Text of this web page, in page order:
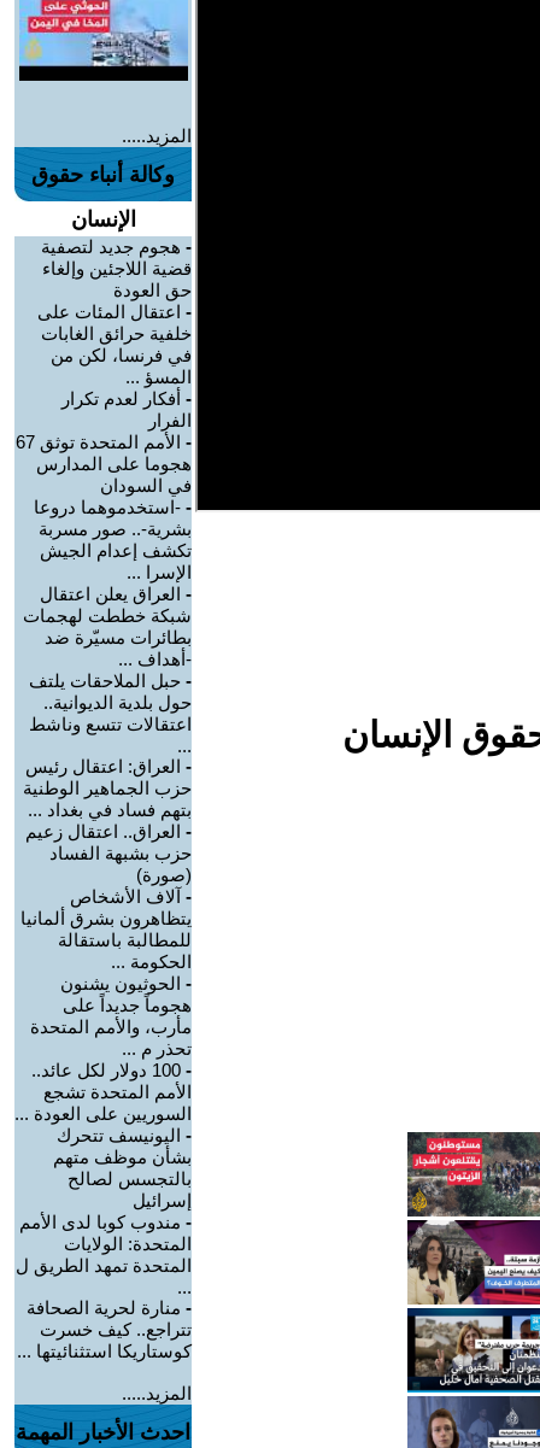
الإنسان
المزيد.....
وكالة أنباء حقوق
الإنسان
- هجوم جديد لتصفية
قضية اللاجئين وإلغاء
حق العودة
- اعتقال المئات على
خلفية حرائق الغابات
في فرنسا، لكن من
المسؤ ...
- أفكار لعدم تكرار
الفرار
-
الأمم المتحدة توثق 67
هجوما على المدارس
في السودان
- -استخدموهما دروعا
بشرية-.. صور مسربة
تكشف إعدام الجيش
الإسرا ...
- العراق يعلن اعتقال
شبكة خططت لهجمات
بطائرات مسيّرة ضد
-أهداف ...
- حبل الملاحقات يلتف
حول بلدية الديوانية..
اعتقالات تتسع وناشط
...
- العراق: اعتقال رئيس
حزب الجماهير الوطنية
بتهم فساد في بغداد ...
- العراق.. اعتقال زعيم
حزب بشبهة الفساد
(صورة)
- آلاف الأشخاص
يتظاهرون بشرق ألمانيا
للمطالبة باستقالة
الحكومة ...
- الحوثيون يشنون
هجوماً جديداً على
مأرب، والأمم المتحدة
تحذر م ...
-
100 دولار لكل عائد..
الأمم المتحدة تشجع
السوريين على العودة ...
- اليونيسف تتحرك
بشأن موظف متهم
بالتجسس لصالح
إسرائيل
- مندوب كوبا لدى الأمم
المتحدة: الولايات
المتحدة تمهد الطريق ل
...
- منارة لحرية الصحافة
تتراجع.. كيف خسرت
كوستاريكا استثنائيتها ...
المزيد.....
احدث الأخبار المهمة